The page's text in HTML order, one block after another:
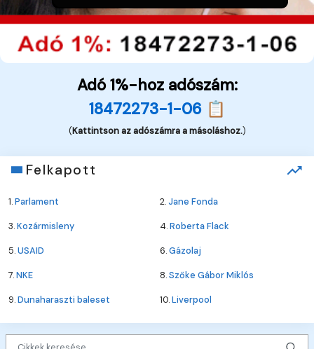
Adó 1%-hoz adószám:
18472273-1-06 📋
(Kattintson az adószámra a másoláshoz.)
Felkapott
1.Parlament 2.Jane Fonda
3.Kozármisleny 4.Roberta Flack
5.USAID 6.Gázolaj
7.NKE 8.Szőke Gábor Miklós
9.Dunaharaszti baleset 10.Liverpool